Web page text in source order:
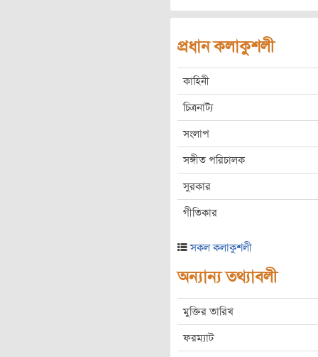
প্রধান কলাকুশলী
কাহিনী
চিত্রনাট্য
সংলাপ
সঙ্গীত পরিচালক
সুরকার
গীতিকার
সকল কলাকুশলী
অন্যান্য তথ্যাবলী
মুক্তির তারিখ
ফরম্যাট